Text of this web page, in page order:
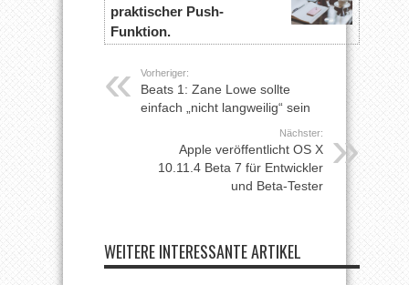
praktischer Push-
Funktion.
Vorheriger:
Beats 1: Zane Lowe sollte
einfach „nicht langweilig“ sein
Nächster:
Apple veröffentlicht OS X
10.11.4 Beta 7 für Entwickler
und Beta-Tester
WEITERE INTERESSANTE ARTIKEL